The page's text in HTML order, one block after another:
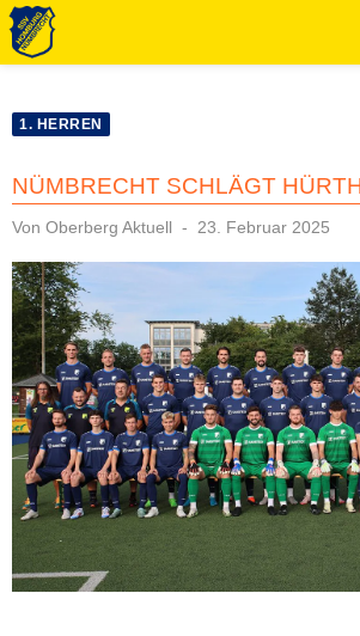
Inhalt
1. HERREN
NÜMBRECHT SCHLÄGT
Von Oberberg Aktuell
Veröffentlicht
23. Februar 2025